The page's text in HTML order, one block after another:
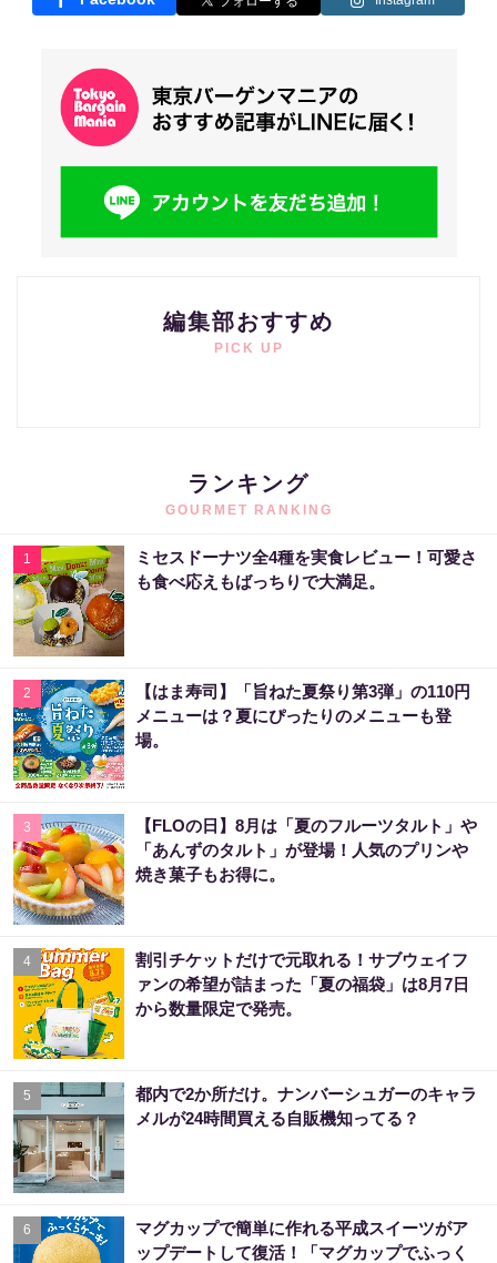
編集部おすすめ
PICK UP
ランキング
GOURMET RANKING
1
ミセスドーナツ全4種を実食レビュー！可愛さ
も食べ応えもばっちりで大満足。
2
【はま寿司】「旨ねた夏祭り第3弾」の110円
メニューは？夏にぴったりのメニューも登
場。
3
【FLOの日】8月は「夏のフルーツタルト」や
「あんずのタルト」が登場！人気のプリンや
焼き菓子もお得に。
4
割引チケットだけで元取れる！サブウェイフ
ァンの希望が詰まった「夏の福袋」は8月7日
から数量限定で発売。
5
都内で2か所だけ。ナンバーシュガーのキャラ
メルが24時間買える自販機知ってる？
6
マグカップで簡単に作れる平成スイーツがア
ップデートして復活！「マグカップでふっく